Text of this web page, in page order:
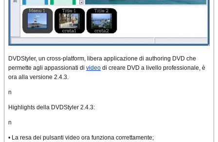
DVDStyler, un cross-platform, libera applicazione di authoring DVD che
permette agli appassionati di video di creare DVD a livello professionale, è
ora alla versione 2.4.3.
n
Highlights della DVDStyler 2.4.3:
n
• La resa dei pulsanti video ora funziona correttamente;